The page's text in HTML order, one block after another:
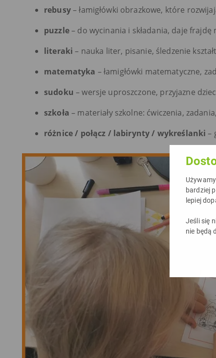
bardziej
lepiej
Jeśli się
nie będą
rebusy– łamigłówki obrazkowe, które
puzzle– do wycinania i składania, daje frajdę
literaki – nauka liter, pisanie, śledzenie
matematyka – łamigłówki matematyczne,
sudoku – wersje uproszczone, przyjazne
szkoła – materiały szkolne: ćwiczenia,
różnice / połącz / labirynty / wykreślanki –